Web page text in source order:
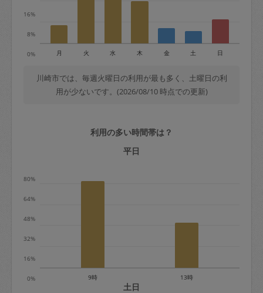
土曜日8時〜実施時間＝依頼金額の100%
＋交通費全額
依頼者不在による当日キャンセル＝依頼
金額の100%＋交通費全額
定期契約をキャンセルする場合、毎週定
期は月2回まで隔週定期は月1回までキャ
ャンセル料が発生します。
※キャンセル料金の設定について：
0%
8%
16%
月 火 水 木 金 土 日
川崎市では、毎週火曜日の利用が最も多く、土曜日の利
用が少ないです。(2026/08/10 時点での更新)
利用の多い時間帯は？
平日
0%
16%
32%
48%
64%
80%
9時 13時
土日